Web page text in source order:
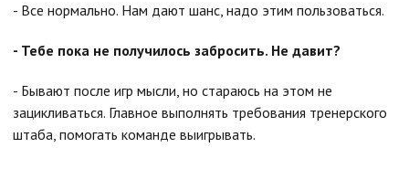
- Все нормально. Нам дают шанс, надо этим пользоваться.
- Тебе пока не получилось забросить. Не давит?
- Бывают после игр мысли, но стараюсь на этом не
зацикливаться. Главное выполнять требования тренерского
штаба, помогать команде выигрывать.